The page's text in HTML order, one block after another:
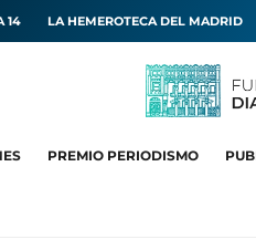
14 LA HEMEROTECA DEL MADRID
PREMIO PERIODISMO